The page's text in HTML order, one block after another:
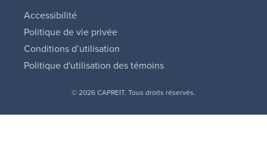
© 2026 CAPREIT. Tous droits réservés.
Accessibilité
Politique de vie privée
Conditions d’utilisation
Politique d'utilisation des témoins